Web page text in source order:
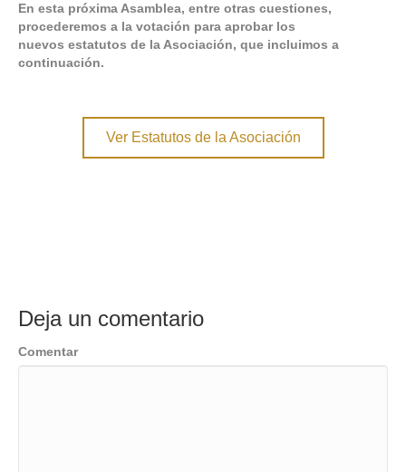
En esta próxima Asamblea, entre otras cuestiones,
procederemos a la votación para aprobar los
nuevos estatutos de la Asociación, que incluimos a
continuación.
Ver Estatutos de la Asociación
Deja un comentario
Comentar